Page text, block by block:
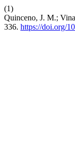
(1)
Quinceno, J. M.;
336. https://doi.org/